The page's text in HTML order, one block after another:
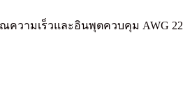
ความเร็วและอินพุตควบคุม AWG 22